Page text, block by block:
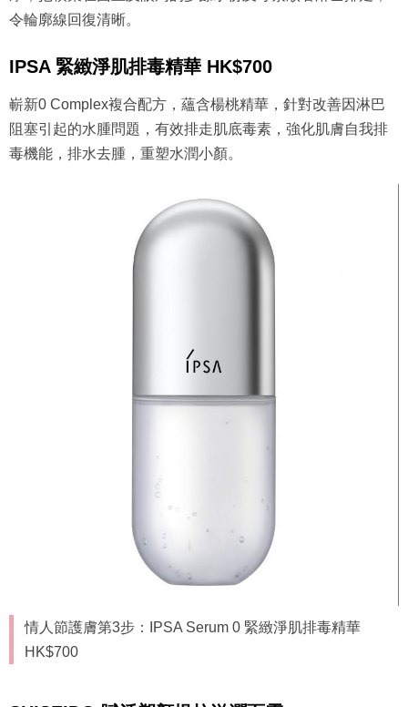
令輪廓線回復清晰。
IPSA 緊緻淨肌排毒精華 HK$700
嶄新0 Complex複合配方，蘊含楊桃精華，針對改善因淋巴
阻塞引起的水腫問題，有效排走肌底毒素，強化肌膚自我排
毒機能，排水去腫，重塑水潤小顏。
情人節護膚第3步：IPSA Serum 0 緊緻淨肌排毒精華
HK$700